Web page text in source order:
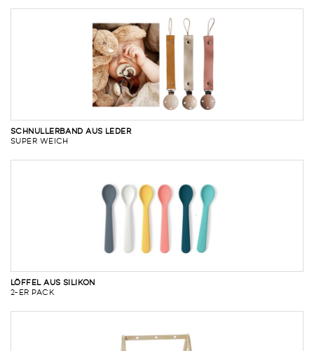
SCHNULLERBAND AUS LEDER
SUPER WEICH
LÖFFEL AUS SILIKON
2-ER PACK